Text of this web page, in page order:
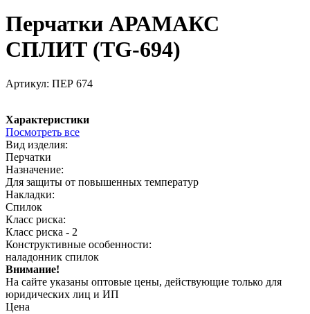
Перчатки АРАМАКС
СПЛИТ (TG-694)
Артикул: ПЕР 674
Характеристики
Посмотреть все
Вид изделия:
Перчатки
Назначение:
Для защиты от повышенных температур
Накладки:
Спилок
Класс риска:
Класс риска - 2
Конструктивные особенности:
наладонник спилок
Внимание!
На сайте указаны оптовые цены, действующие только для
юридических лиц и ИП
Цена